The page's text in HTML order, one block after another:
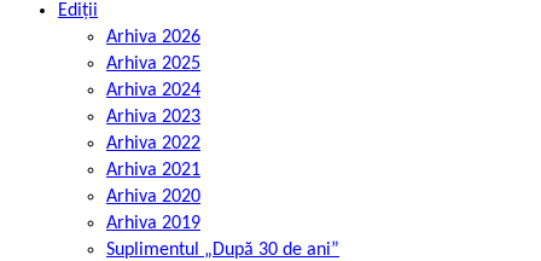
Ediții
Arhiva 2026
Arhiva 2025
Arhiva 2024
Arhiva 2023
Arhiva 2022
Arhiva 2021
Arhiva 2020
Arhiva 2019
Suplimentul „După 30 de ani”